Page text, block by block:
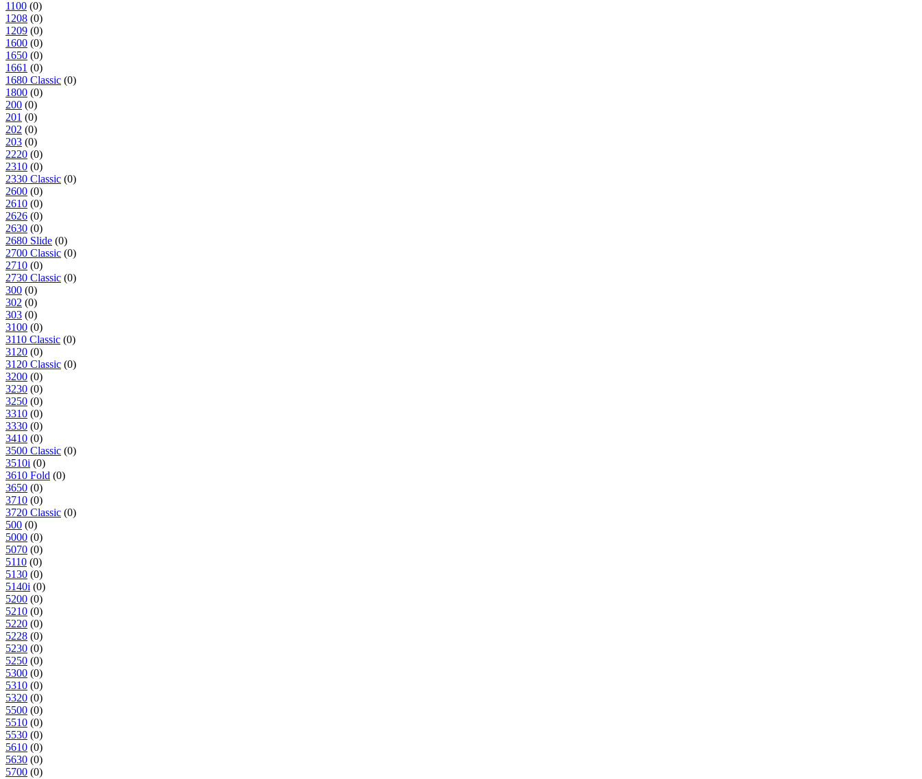
1100 (0)
1208 (0)
1209 (0)
1600 (0)
1650 (0)
1661 (0)
1680 Classic (0)
1800 (0)
200 (0)
201 (0)
202 (0)
203 (0)
2220 (0)
2310 (0)
2330 Classic (0)
2600 (0)
2610 (0)
2626 (0)
2630 (0)
2680 Slide (0)
2700 Classic (0)
2710 (0)
2730 Classic (0)
300 (0)
302 (0)
303 (0)
3100 (0)
3110 Classic (0)
3120 (0)
3120 Classic (0)
3200 (0)
3230 (0)
3250 (0)
3310 (0)
3330 (0)
3410 (0)
3500 Classic (0)
3510i (0)
3610 Fold (0)
3650 (0)
3710 (0)
3720 Classic (0)
500 (0)
5000 (0)
5070 (0)
5110 (0)
5130 (0)
5140i (0)
5200 (0)
5210 (0)
5220 (0)
5228 (0)
5230 (0)
5250 (0)
5300 (0)
5310 (0)
5320 (0)
5500 (0)
5510 (0)
5530 (0)
5610 (0)
5630 (0)
5700 (0)